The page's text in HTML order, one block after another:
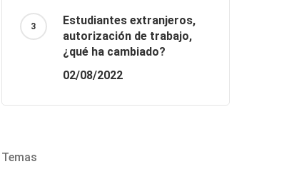
Estudiantes extranjeros,
autorización de trabajo,
¿qué ha cambiado?
02/08/2022
Temas